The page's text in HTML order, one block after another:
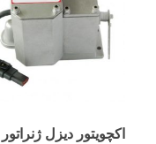
اکچویتور دیزل